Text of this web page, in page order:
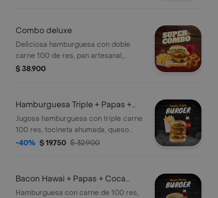
acompañado de papas a la francesa y
Combo deluxe
Deliciosa hamburguesa con doble
carne 100 de res, pan artesanal,
queso cheddar, mozzarella, tomate,
de la casa y coca cola .
$ 38.900
Hamburguesa Triple + Papas +
Coca-cola
Jugosa hamburguesa con triple carne
100 res, tocineta ahumada, queso
mozzarella, salsa de queso cheddar,
pan artesanal, acompañada de papas
a la francesa y coca-cola.
-40% $ 19.750 $ 32.900
Bacon Hawai + Papas + Coca
Cola
Hamburguesa con carne de 100 res,